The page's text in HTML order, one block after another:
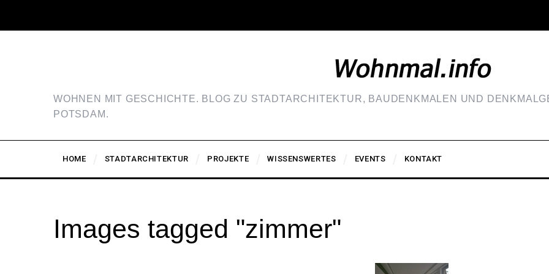
WOHNEN MIT GESCHICHTE. BLOG ZU STADTARCHITEKTUR, BAUDENKMALEN UND
POTSDAM.
HOME STADTARCHITEKTUR PROJEKTE WISSENSWERTES EVENTS KONTAKT
Images tagged "zimmer"